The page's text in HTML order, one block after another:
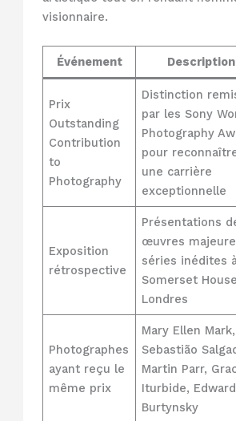
visionnaire.
Événement Description
Prix
Outstanding
Contribution
to
Photography
Distinction
par les Sony
Photography
pour
une carrière
exceptionnelle
Exposition
rétrospective
Présentations
œuvres
séries inédites
Somerset
Londres
Photographes
ayant reçu le
même prix
Mary Ellen Mark,
Sebastião
Martin Parr,
Iturbide, Edward
Burtynsky